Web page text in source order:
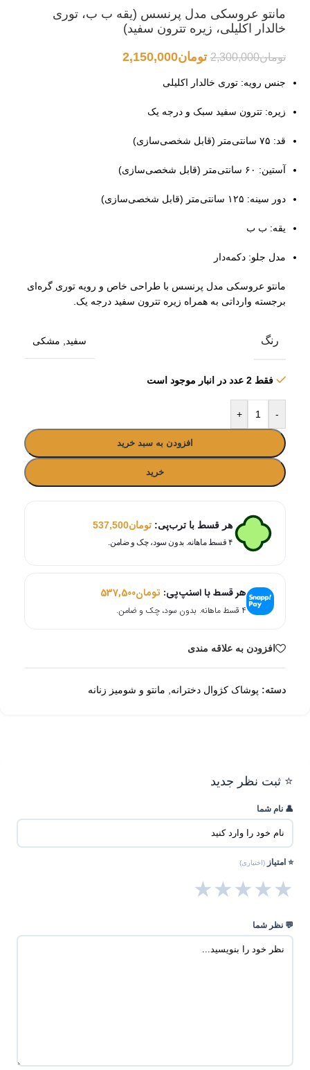
مانتو عروسکی مدل پرنسس (یقه ب ب، توری
خالدار اکلیلی، زیره تترون سفید)
تومان2,300,000 تومان2,150,000
جنس رویه: توری خالدار اکلیلی
زیره: تترون سفید سبک و درجه یک
قد: ۷۵ سانتی‌متر (قابل شخصی‌سازی)
آستین: ۶۰ سانتی‌متر (قابل شخصی‌سازی)
دور سینه: ۱۲۵ سانتی‌متر (قابل شخصی‌سازی)
یقه: ب ب
مدل جلو: دکمه‌دار
مانتو عروسکی مدل پرنسس با طراحی خاص و رویه توری گره‌ای
برجسته وارداتی به همراه زیره تترون سفید درجه یک.
رنگ سفید مشکی
فقط 2 عدد در انبار موجود است
-
+
افزودن به سبد خرید
خرید
هر قسط با ترب‌پی: تومان537,500
۴ قسط ماهانه. بدون سود، چک و ضامن.
هر قسط با اسنپ‌پی: تومان537,500
۴ قسط ماهانه. بدون سود، چک و ضامن.
افزودن به علاقه مندی
دسته: پوشاک کژوال دخترانه مانتو و شومیز زنانه
⭐ ثبت نظر جدید
👤 نام شما
⭐ امتیاز (اختیاری)
★
★
★
★
★
💬 نظر شما